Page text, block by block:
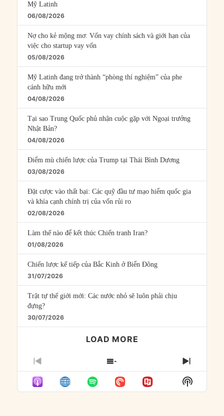
Mỹ Latinh
06/08/2026
Nợ cho kẻ mộng mơ: Vốn vay chính sách và giới hạn của
việc cho startup vay vốn
05/08/2026
Mỹ Latinh đang trở thành “phòng thí nghiệm” của phe
cánh hữu mới
04/08/2026
Tại sao Trung Quốc phủ nhận cuộc gặp với Ngoại trưởng
Nhật Bản?
04/08/2026
Điểm mù chiến lược của Trump tại Thái Bình Dương
03/08/2026
Đặt cược vào thất bại: Các quỹ đầu tư mạo hiểm quốc gia
và khía cạnh chính trị của vốn rủi ro
02/08/2026
Làm thế nào để kết thúc Chiến tranh Iran?
01/08/2026
Chiến lược kế tiếp của Bắc Kinh ở Biển Đông
31/07/2026
Trật tự thế giới mới: Các nước nhỏ sẽ luôn phải chịu
đựng?
30/07/2026
LOAD MORE
PREVIOUS
EPISODE
SHOW
EPISODES
LIST
NEXT
Show
Podcast